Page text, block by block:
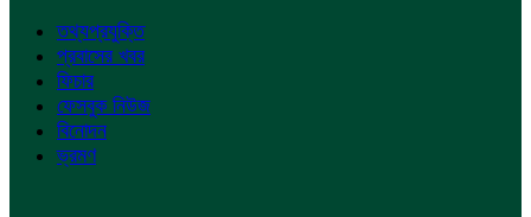
তথ্যপ্রযুক্তি
প্রবাসের খবর
ফিচার
ফেসবুক নিউজ
বিনোদন
ভ্রমণ